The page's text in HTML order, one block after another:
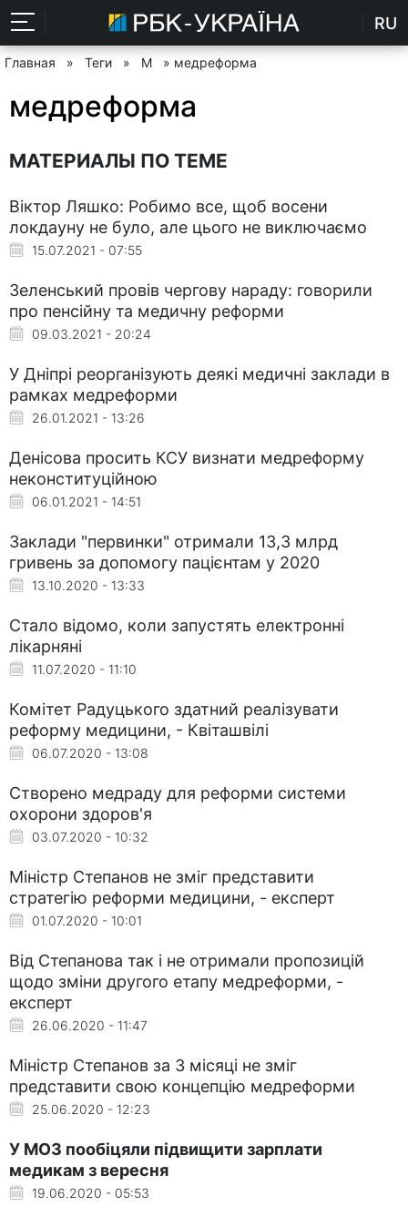
RU
Главная » Теги » М » медреформа
медреформа
МАТЕРИАЛЫ ПО ТЕМЕ
Віктор Ляшко: Робимо все, щоб восени
локдауну не було, але цього не виключаємо
15.07.2021 - 07:55
Зеленський провів чергову нараду: говорили
про пенсійну та медичну реформи
09.03.2021 - 20:24
У Дніпрі реорганізують деякі медичні заклади в
рамках медреформи
26.01.2021 - 13:26
Денісова просить КСУ визнати медреформу
неконституційною
06.01.2021 - 14:51
Заклади "первинки" отримали 13,3 млрд
гривень за допомогу пацієнтам у 2020
13.10.2020 - 13:33
Стало відомо, коли запустять електронні
лікарняні
11.07.2020 - 11:10
Комітет Радуцького здатний реалізувати
реформу медицини, - Квіташвілі
06.07.2020 - 13:08
Створено медраду для реформи системи
охорони здоров'я
03.07.2020 - 10:32
Міністр Степанов не зміг представити
стратегію реформи медицини, - експерт
01.07.2020 - 10:01
Від Степанова так і не отримали пропозицій
щодо зміни другого етапу медреформи, -
експерт
26.06.2020 - 11:47
Міністр Степанов за 3 місяці не зміг
представити свою концепцію медреформи
25.06.2020 - 12:23
У МОЗ пообіцяли підвищити зарплати
медикам з вересня
19.06.2020 - 05:53